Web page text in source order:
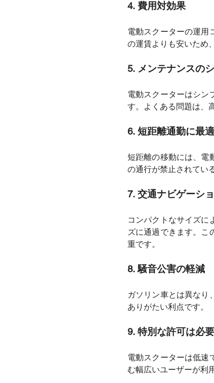
4. 費用対効果
電動スクーターの運用
の運賃よりも安いため
5. メンテナンスの
電動スクーターはシン
す。よくある問題は、
6. 短距離通勤に最適
短距離の移動には、電
の通行が禁止されてい
7. 交通ナビゲーシ
コンパクトなサイズに
ズに通過できます。こ
重です。
8.騒音公害の軽減
ガソリン車とは異なり
ありがたい利点です。
9. 特別な許可は必
電動スクーターは低速
む幅広いユーザーが利